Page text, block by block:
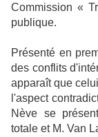
Commission «
publique.
Présenté en
des conflits
apparaît que
l'aspect
Nève se
totale et M. Van